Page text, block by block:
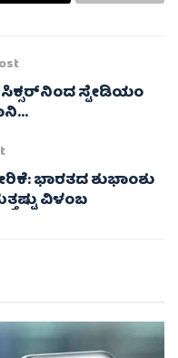
ಸ್ಟೇಡಿಯಂ
ಭಾರತದ ಶುಭಾಂಶು
ವಿಳಂಬ